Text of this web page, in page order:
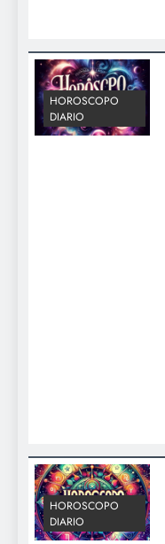
HOROSCOPO
DIARIO
HOROSCOPO
DIARIO